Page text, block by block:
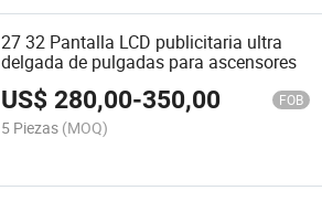
27 32 Pantalla LCD publicitaria ultra
delgada de pulgadas para ascensores
US$280,00-350,00 FOB
5 Piezas (MOQ)